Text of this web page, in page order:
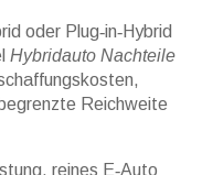
oder Plug‑in‑Hybrid
Hybridauto Nachteile
Reichweite
reines E‑Auto